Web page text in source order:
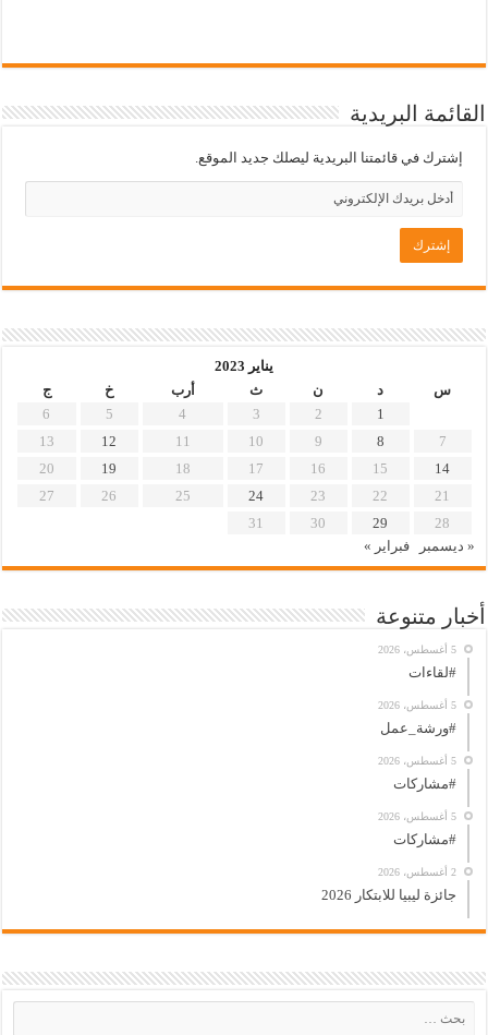
القائمة البريدية
إشترك في قائمتنا البريدية ليصلك جديد الموقع.
يناير 2023
س
د ن ث أرب خ
ج
1
2
3
4
5
6
7
8
9
10
11
12
13
14
15
16
17
18
19
20
21
22
23
24
25
26
27
28
29
30
31
« ديسمبر
فبراير »
أخبار متنوعة
5 أغسطس، 2026
#لقاءات
5 أغسطس، 2026
#ورشة_عمل
5 أغسطس، 2026
#مشاركات
5 أغسطس، 2026
#مشاركات
2 أغسطس، 2026
جائزة ليبيا للابتكار 2026